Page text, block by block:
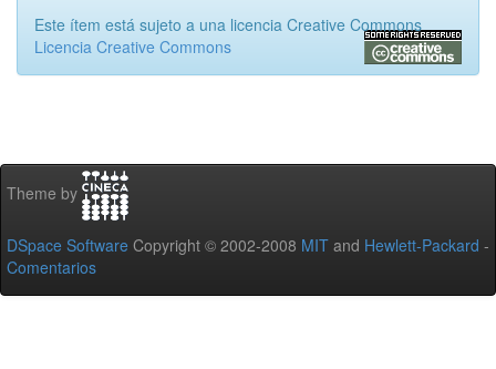
Este ítem está sujeto a una licencia Creative Commons
Licencia Creative Commons
Theme by
DSpace Software Copyright © 2002-2008 MIT and Hewlett-Packard -
Comentarios